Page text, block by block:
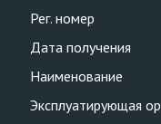
Рег. номер
Дата получения
Наименование
Эксплуатирующая